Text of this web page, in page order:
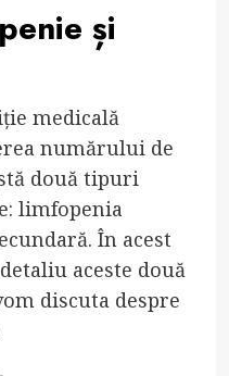
și
medicală
numărului de
două tipuri
limfopenia
În acest
aceste două
discuta despre